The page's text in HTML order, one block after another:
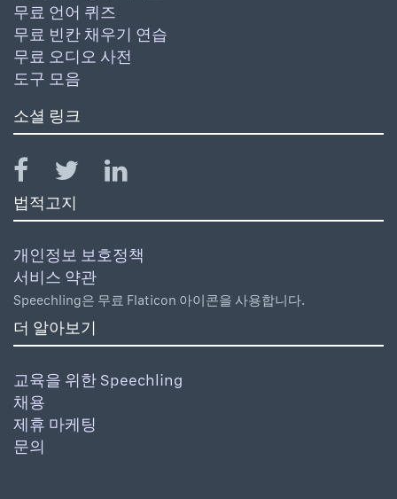
무료 언어 퀴즈
무료 빈칸 채우기 연습
무료 오디오 사전
도구 모음
소셜 링크
법적고지
개인정보 보호정책
서비스 약관
Speechling은 무료 Flaticon 아이콘을 사용합니다.
더 알아보기
교육을 위한 Speechling
채용
제휴 마케팅
문의